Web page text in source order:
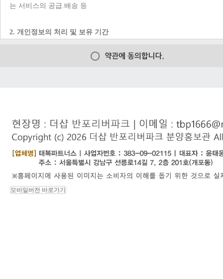
모바일버전 바로가기